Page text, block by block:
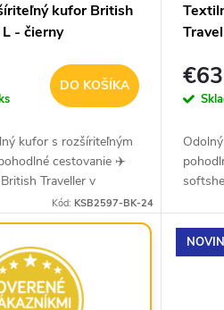
kufor British
- čierny
DO KOŠÍKA
kufor s rozšíriteľným
cestovanie ✈️
Traveller v
je ideálnou voľbou
ktorí...
Kód:KSB2597-BK-24